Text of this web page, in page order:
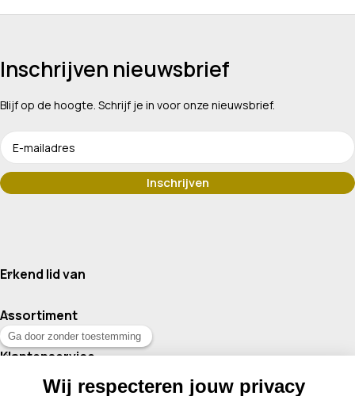
Inschrijven nieuwsbrief
Blijf op de hoogte. Schrijf je in voor onze nieuwsbrief.
Erkend lid van
Assortiment
Klantenservice